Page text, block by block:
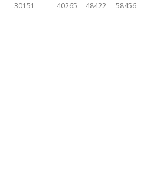
30151 40265 48422 58456